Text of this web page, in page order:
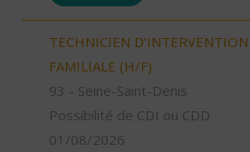
TECHNICIEN
FAMILIALE (H/F)
93 - Seine-Saint-Denis
Possibilité de CDI ou CDD
01/08/2026